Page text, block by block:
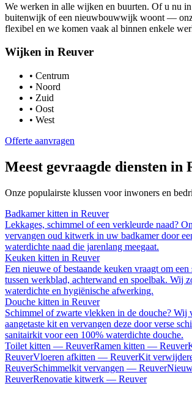
We werken in alle wijken en buurten. Of u nu in
buitenwijk of een nieuwbouwwijk woont —
flexibel en we komen vaak al binnen enkele
Wijken in Reuver
• Centrum
• Noord
• Zuid
• Oost
• West
Offerte aanvragen
Meest gevraagde diensten in
Onze populairste klussen voor inwoners en
Badkamer kitten in Reuver
Lekkages, schimmel of een verkleurde naad?
vervangen oud kitwerk in uw badkamer door
waterdichte naad die jarenlang meegaat.
Keuken kitten in Reuver
Een nieuwe of bestaande keuken vraagt om een
tussen werkblad, achterwand en spoelbak. Wij
waterdichte en hygiënische afwerking.
Douche kitten in Reuver
Schimmel of zwarte vlekken in de douche? Wij
aangetaste kit en vervangen deze door verse
sanitairkit voor een 100% waterdichte douche.
Toilet kitten — ReuverRamen kitten — Reuver
ReuverVloeren afkitten — ReuverKit
ReuverSchimmelkit vervangen — Reuver
ReuverRenovatie kitwerk — Reuver